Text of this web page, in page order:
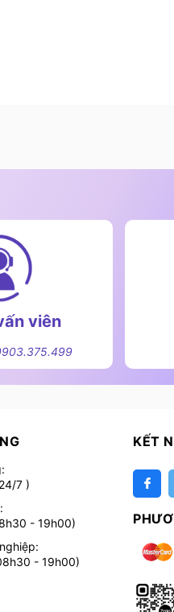
viên
7 )
- 19h00)
- 19h00)
KẾT